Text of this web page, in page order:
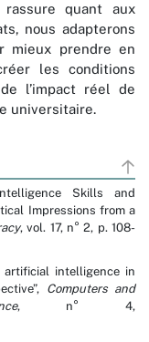
quant aux
nous adapterons
mieux prendre en
les conditions
l’impact réel de
universitaire.
Skills and
Impressions from a
, vol. 17, n° 2, p. 108-
artificial intelligence in
Computers and
, n° 4,